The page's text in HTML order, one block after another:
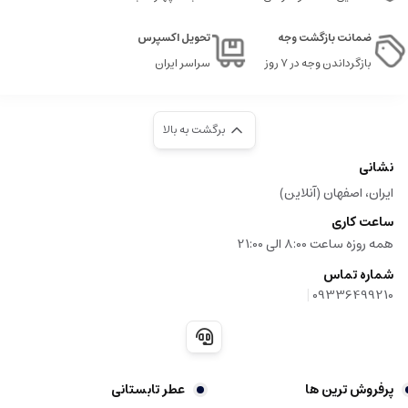
حس جذابیت، آرامش و محبت
پایداری متوسط تا بالا، مناسب برای فصول بهار، تابستان و شب های خاص
احساساتی که این عطر منتقل می کند
لالیک لاموربر احساس عشق، لطافت و آرامش تمرکز دارد، و حس ظرافت، جذابیت و
اعتماد به نفس را به فرد می دهد. رایحه ای آرامش بخش، فریبنده و گرم، که احساس
محبت و محبت آمیزی را در فرد تقویت می کند.
مناسب ترین زمان و مکان ها
فصول بهار و تابستان، و برای روزهای آرام و رومانتیک
مناسبت های عاشقانه، قرارهای خصوصی، ملاقات های شامگاهی
فضاهای داخلی، فضاهای نیمه رسمی و دوستانه
ضمانت بازگشت وجه
بازگرداندن وجه در ۷ روز
تحویل اکسپرس
سراسر ایران
برگشت به بالا
نشانی
ایران، اصفهان (آنلاین)
ساعت کاری
همه روزه ساعت 8:00 الی 21:00
شماره تماس
09336499210
|
پرفروش ترین ها عطر تابستانی